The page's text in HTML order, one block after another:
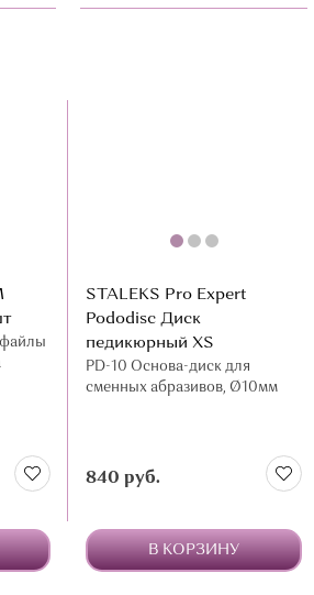
STALEKS Pro Expert
Pododisc Диск
педикюрный XS
PD-10 Основа-диск для
сменных абразивов, Ø10мм
840 руб.
В КОРЗИНУ